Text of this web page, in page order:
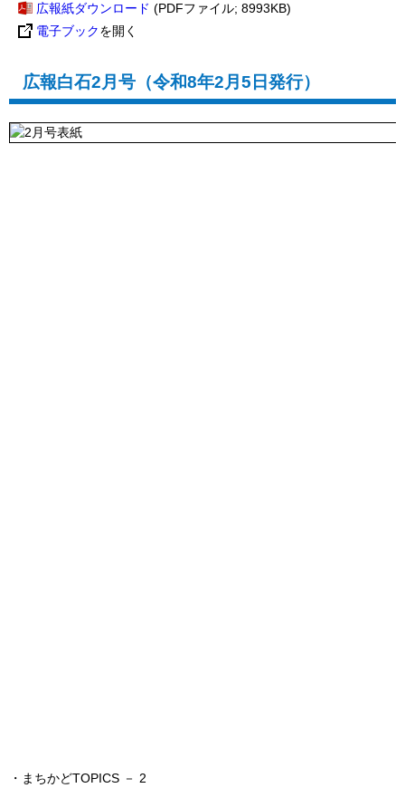
広報紙ダウンロード (PDFファイル; 8993KB)
電子ブックを開く
広報白石2月号（令和8年2月5日発行）
・ まちかどTOPICS － 2